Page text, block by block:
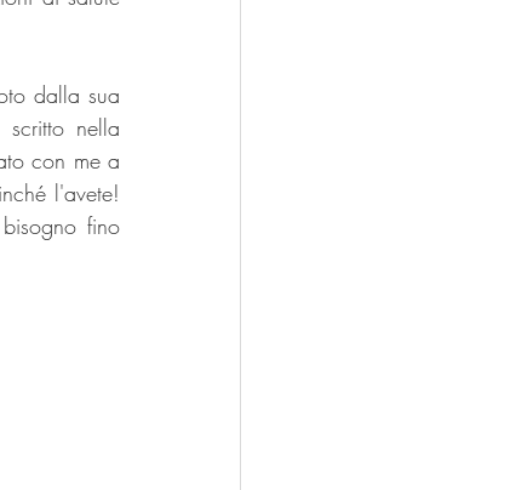
dalla sua
nella
con me a
l'avete!
fino